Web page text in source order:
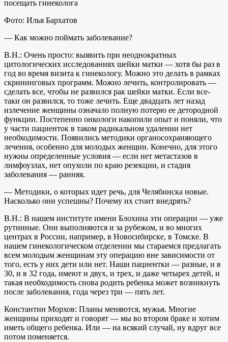
посещать гинеколога
Фото: Илья Бархатов
— Как можно поймать заболевание?
В.Н.: Очень просто: выявить при неоднократных
цитологических исследованиях шейки матки — хотя бы раз в
год во время визита к гинекологу. Можно это делать в рамках
скрининговых программ. Можно лечить, контролировать —
сделать все, чтобы не развился рак шейки матки. Если все-
таки он развился, то тоже лечить. Еще двадцать лет назад
излечение женщины означало полную потерю ее детородной
функции. Постепенно онкологи накопили опыт и поняли, что
у части пациенток в таком радикальном удалении нет
необходимости. Появились методики органосохраняющего
лечения, особенно для молодых женщин. Конечно, для этого
нужны определенные условия — если нет метастазов в
лимфоузлах, нет опухоли по краю резекции, и стадия
заболевания — ранняя.
— Методики, о которых идет речь, для Челябинска новые.
Насколько они успешны? Почему их стоит внедрять?
В.Н.: В нашем институте имени Блохина эти операции — уже
рутинные. Они выполняются и за рубежом, и во многих
центрах в России, например, в Новосибирске, в Томске. В
нашем гинекологическом отделении мы стараемся предлагать
всем молодым женщинам эту операцию вне зависимости от
того, есть у них дети или нет. Наши пациентки — разные, и в
30, и в 32 года, имеют и двух, и трех, и даже четырех детей, и
такая необходимость снова родить ребенка может возникнуть
после заболевания, года через три — пять лет.
Константин Морхов: Планы меняются, мужья. Многие
женщины приходят и говорят — мы во втором браке и хотим
иметь общего ребенка. Или — на всякий случай, ну вдруг все
потом поменяется.